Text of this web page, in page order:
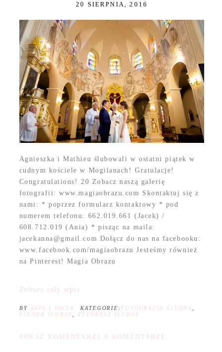
20 SIERPNIA, 2016
Agnieszka i Mathieu ślubowali w ostatni piątek w
cudnym kościele w Mogilanach! Gratulacje!
Congratulations! 20 Zobacz naszą galerię
fotografii: www.magiaobrazu.com Skontaktuj się z
nami: * poprzez formularz kontaktowy * pod
numerem telefonu: 662.019.661 (Jacek) /
608.712.019 (Ania) * pisząc na maila:
jacekanna@gmail.com Dołącz do nas na facebooku:
www.facebook.com/magiaobrazu Jesteśmy również
na Pinterest! Magia Obrazu
Zobacz cały wpis
BY ANIA I JACEK KATEGORIE: FOTOGRAFIA ŚLUBNA
PLENER ŚLUBNY
REPORTAŻ ŚLUBNY
POKAŻ KOMENTARZE 0 KOMENTARZE